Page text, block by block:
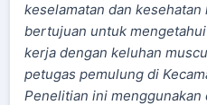
keselamatan dan
bertujuan untuk
kerja dengan keluhan
petugas pemulung di
Penelitian ini